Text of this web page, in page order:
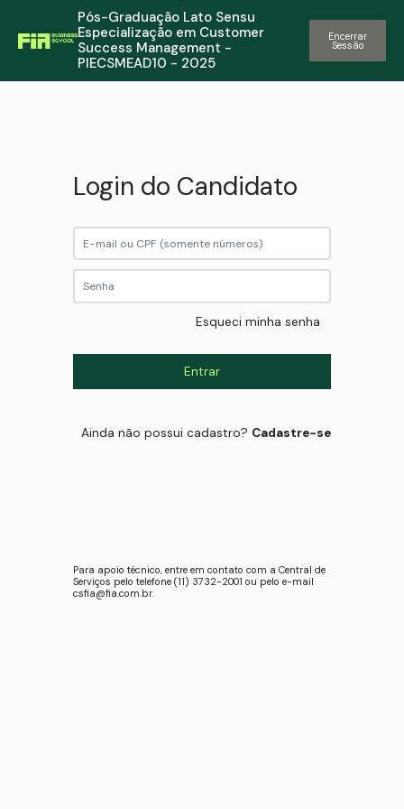
Pós-Graduação Lato Sensu
Especialização em Customer
Success Management -
PIECSMEAD10 - 2025
Encerrar
Sessão
Login do Candidato
Esqueci minha senha
Entrar
Ainda não possui cadastro? Cadastre-se
Para apoio técnico, entre em contato com a Central de
Serviços pelo telefone (11) 3732-2001 ou pelo e-mail
csfia@fia.com.br.